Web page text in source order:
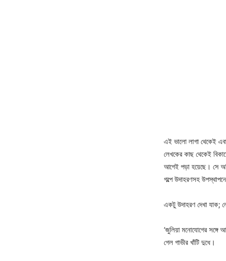
এই ভালো লাগা থেকেই
লেখকের কাছ থেকেই
আগেই পড়া হয়েছে। সে
গল্পে উদাহরণসহ
একটু উদাহরণ দেখা যাক;
‘জুলিয়া মনোযোগের সঙ্গে
গেল গাভীর খাঁটি দুধে।